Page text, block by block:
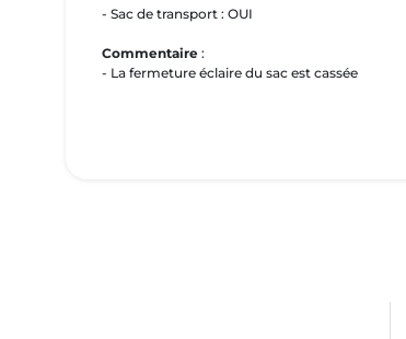
- Sac de transport : OUI
Commentaire:
- La fermeture éclaire du sac est cassée